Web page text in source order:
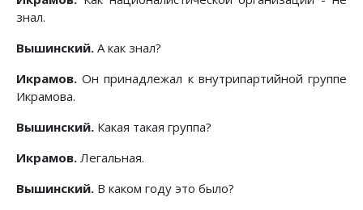
знал.
Вышинский. А как знал?
Икрамов. Он принадлежал к внутрипартийной группе
Икрамова.
Вышинский. Какая такая группа?
Икрамов. Легальная.
Вышинский. В каком году это было?